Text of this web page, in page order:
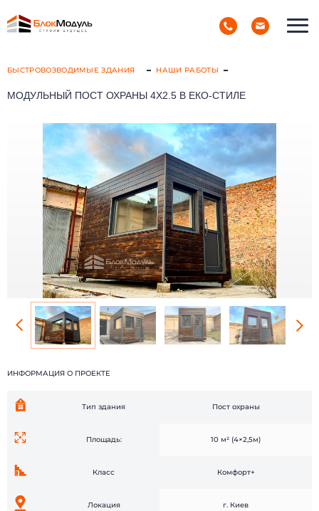
РУС
УКР
Наши работы
БЫСТРОВОЗВОДИМЫЕ ЗДАНИЯ НАШИ РАБОТЫ
МОДУЛЬНЫЙ ПОСТ ОХРАНЫ 4Х2.5 В ЕКО-СТИЛЕ
ИНФОРМАЦИЯ О ПРОЕКТE
Тип здания Пост охраны
Площадь: 10 м² (4×2,5м)
Класс Комфорт+
Локация г. Киев